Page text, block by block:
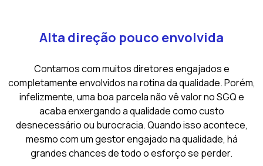
Alta direção pouco envolvida
Contamos com muitos diretores engajados e
completamente envolvidos na rotina da qualidade. Porém,
infelizmente, uma boa parcela não vê valor no SGQ e
acaba enxergando a qualidade como custo
desnecessário ou burocracia. Quando isso acontece,
mesmo com um gestor engajado na qualidade, há
grandes chances de todo o esforço se perder.